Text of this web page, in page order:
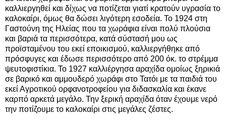
καλλιεργηθεί και δίχως να ποτίζεται γιατί κρατούν υγρασία το
καλοκαίρι, όμως θα δώσει λιγότερη εσοδεία. Το 1924 στη
Γαστούνη της Ηλείας που τα χωράφια είναι πολύ πλούσια
και βαριά τα περισσότερα, κατά σύστασή μου ως
προϊσταμένου του εκεί εποικισμού, καλλιεργήθηκε από
πρόσφυγες και έδωσε περισσότερο από 200 όκ. το στρέμμα
ψευτοφιστίκια. Το 1927 καλλιέργησα αραχίδα ομοίως ξηρικιά
σε βαρικό και αμμουδερό χωράφι στο Τατόι με τα παιδιά του
εκεί Αγροτικού ορφανοτροφείου για διδασκαλία και έκανε
καρπό αρκετά μεγάλο. Την ξερική αραχίδα όταν έχουμε νερό
την ποτίζουμε το καλοκαίρι στις μεγάλες ζέστες.